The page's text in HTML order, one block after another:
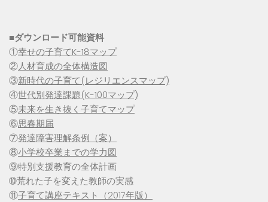
■ダウンロード可能資料
①幸せの子育てK-18マップ
②人材育成の全体構造図
③新時代の子育て(レジリエンスマップ)
④世代別発達課題(K-100マップ)
⑤未来を生き抜く子育てマップ
⑥思春期届
⑦発達障害理解条例（案）
⑧小学校卒業までの学力図
⑨特別支援教育の全体計画
➉荒れた子を変えた教師の実感
⑪子育て講座テキスト（2017年版）